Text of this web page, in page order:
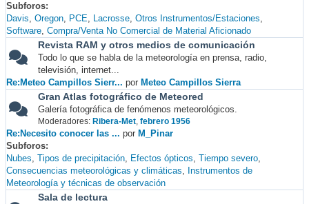
Subforos
Davis Oregon PCE Lacrosse Otros Instrumentos/Estaciones
Software Compra/Venta No Comercial de Material Aficionado
Revista RAM y otros medios de comunicación
Todo lo que se habla de la meteorología en prensa, radio,
televisión, internet...
Re:Meteo Campillos Sierr... por Meteo Campillos Sierra
Gran Atlas fotográfico de Meteored
Galería fotográfica de fenómenos meteorológicos.
Moderadores: Ribera-Met, febrero 1956
Re:Necesito conocer las ... por M_Pinar
Subforos
Nubes Tipos de precipitación Efectos ópticos Tiempo severo
Consecuencias meteorológicas y climáticas
Instrumentos de
Meteorología y técnicas de observación
Sala de lectura